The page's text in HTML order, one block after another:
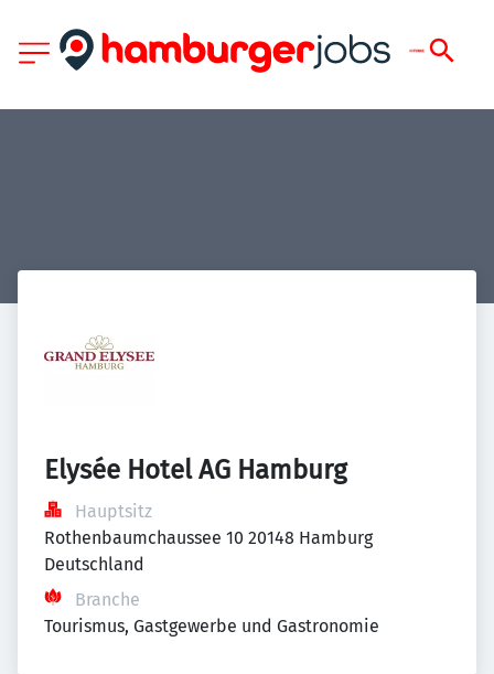
Elysée Hotel AG Hamburg
Hauptsitz
Rothenbaumchaussee 10 20148 Hamburg
Deutschland
Branche
Tourismus, Gastgewerbe und Gastronomie